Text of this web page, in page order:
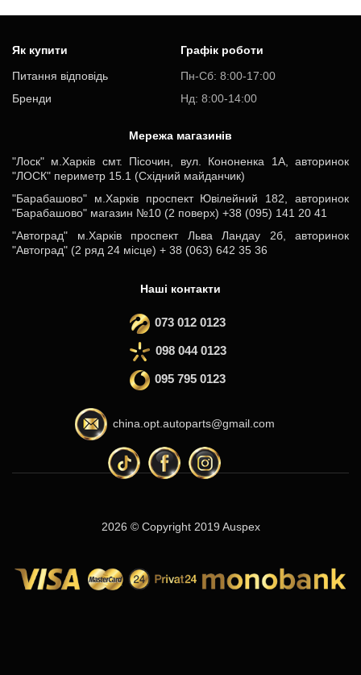
Як купити
Питання відповідь
Бренди
Графік роботи
Пн-Cб: 8:00-17:00
Нд: 8:00-14:00
Мережа магазинів
"Лоск" м.Харків смт. Пісочин, вул. Кононенка 1А, авторинок
"ЛОСК" периметр 15.1 (Східний майданчик)
"Барабашово" м.Харків проспект Ювілейний 182, авторинок
"Барабашово" магазин №10 (2 поверх) +38 (095) 141 20 41
"Автоград" м.Харків проспект Льва Ландау 2б, авторинок
"Автоград" (2 ряд 24 місце) + 38 (063) 642 35 36
Наші контакти
073 012 0123
098 044 0123
095 795 0123
china.opt.autoparts@gmail.com
2026 © Copyright 2019 Auspex